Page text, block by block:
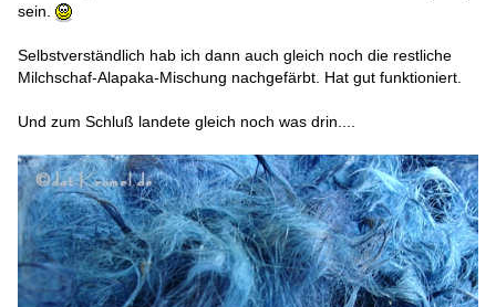
sein.
Selbstverständlich hab ich dann auch gleich noch die restliche
Milchschaf-Alapaka-Mischung nachgefärbt. Hat gut funktioniert.
Und zum Schluß landete gleich noch was drin....